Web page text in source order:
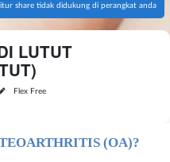
share tidak didukung di perangkat anda
LUTUT
Flex Free
(OA)?